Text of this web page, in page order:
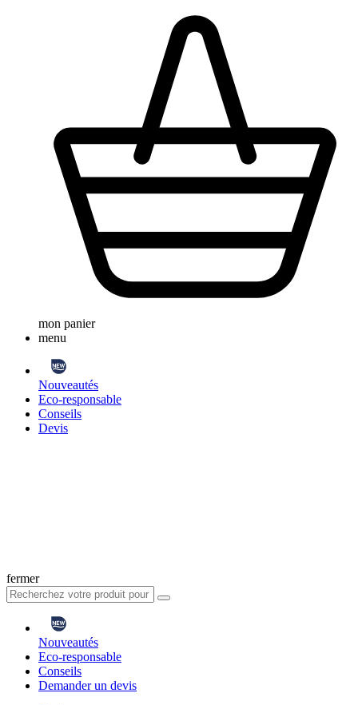
mon panier
menu
Nouveautés
Eco-responsable
Conseils
Devis
fermer
Nouveautés
Eco-responsable
Conseils
Demander un devis